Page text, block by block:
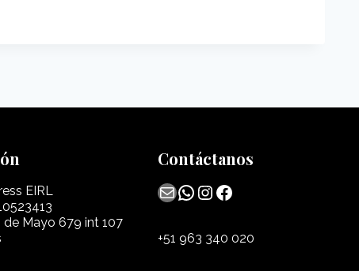
EIRL
de Mayo 679 int 107
Contáctanos
MailWhatsApp
Instagram
Facebook
+51 963 340 020